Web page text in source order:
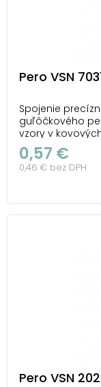
Pero VSN
Spojenie
guľôčkového
vzory v
jedinečný
klipka umožňuje
diáru alebo
0,57 €
0,46 € bez DPH
Pero VSN